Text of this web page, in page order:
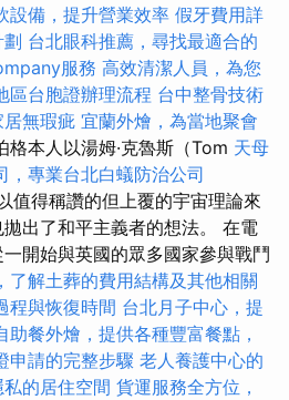
設備，提升營業效率 假牙費用詳
台北眼科推薦，尋找最適合的
服務 高效清潔人員，為您
區台胞證辦理流程 台中整骨技術
無瑕疵 宜蘭外燴，為當地聚會
格本人以湯姆·克魯斯（Tom 天母
，專業台北白蟻防治公司
值得稱讚的但上覆的宇宙理論來
出了和平主義者的想法。 在電
開始與英國的眾多國家參與戰鬥
了解土葬的費用結構及其他相關
程與恢復時間 台北月子中心，提
助餐外燴，提供各種豐富餐點，
申請的完整步驟 老人養護中心的
的居住空間 貨運服務全方位，